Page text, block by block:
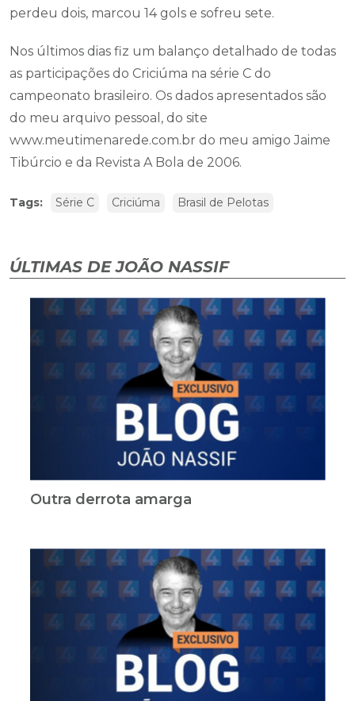
perdeu dois, marcou 14 gols e sofreu sete.
Nos últimos dias fiz um balanço detalhado de todas
as participações do Criciúma na série C do
campeonato brasileiro. Os dados apresentados são
do meu arquivo pessoal, do site
www.meutimenarede.com.br do meu amigo Jaime
Tibúrcio e da Revista A Bola de 2006.
Tags: Série C Criciúma Brasil de Pelotas
ÚLTIMAS DE JOÃO NASSIF
Outra derrota amarga